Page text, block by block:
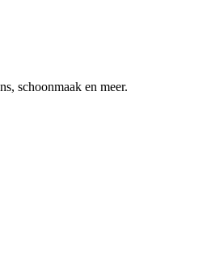
schoonmaak en meer.